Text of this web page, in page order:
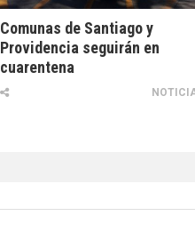
Comunas de Santiago y
Providencia seguirán en
cuarentena